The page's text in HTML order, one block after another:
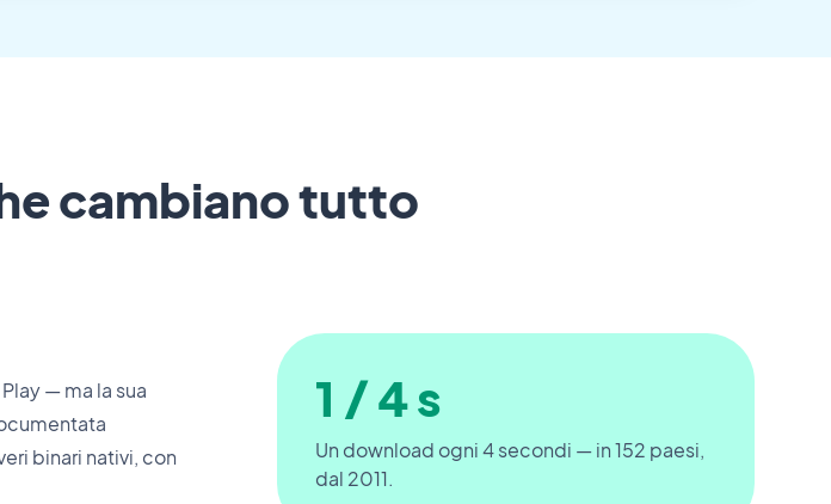
cambiano tutto
— ma la sua
binari nativi, con
1 / 4 s
Un download ogni 4 secondi — in 152 paesi,
dal 2011.